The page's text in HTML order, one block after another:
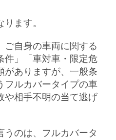
ます。
ご自身の車両に関する
件」「車対車・限定危
がありますが、一般条
フルカバータイプの車
や相手不明の当て逃げ
うのは、フルカバータ